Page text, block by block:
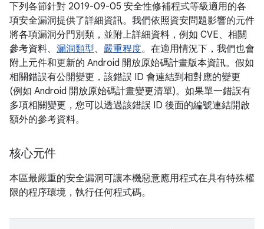
下列各節針對 2019-09-05 安全性修補程式等級適用的各
項安全漏洞提供了詳細資訊。我們依照資安問題影響的元件
將各項漏洞分門別類，並附上詳細資料，例如 CVE、相關
參考資料、 漏洞類型、 嚴重程度。在適用情況下，我們也會
附上元件和更新的 Android 開放原始碼計畫版本資訊。假如
相關錯誤有公開變更，該錯誤 ID 會連結到相對應的變更
(例如 Android 開放原始碼計畫變更清單)。如果單一錯誤有
多項相關變更，您可以透過該錯誤 ID 後面的編號連結開啟
額外的參考資料。
核心元件
本區最嚴重的安全漏洞可讓本機惡意應用程式在具有特殊權
限的程序環境，執行任何程式碼。